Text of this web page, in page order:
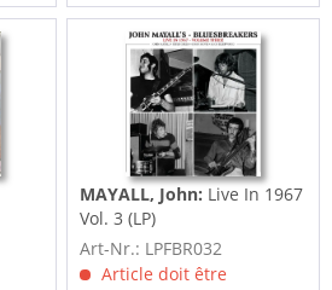
MAYALL, John: Live In 1967
Vol. 3 (LP)
Art-Nr.: LPFBR032
Article doit être